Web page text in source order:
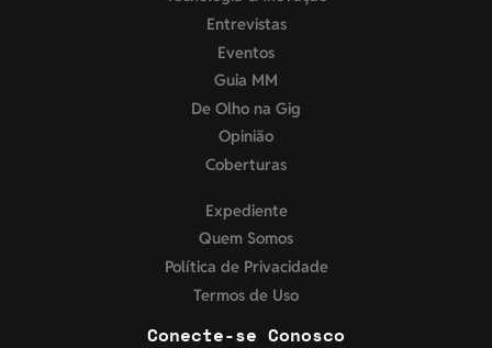
Entrevistas
Eventos
Guia MM
De Olho na Gig
Opinião
Coberturas
Expediente
Quem Somos
Política de Privacidade
Termos de Uso
Conecte-se Conosco